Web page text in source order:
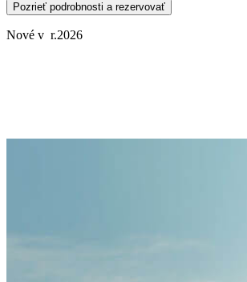
Pozrieť podrobnosti a rezervovať
Nové v r.2026